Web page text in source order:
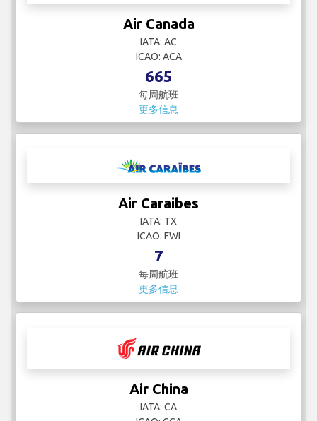
Air Canada
IATA: AC
ICAO: ACA
665
每周航班
更多信息
Air Caraibes
IATA: TX
ICAO: FWI
7
每周航班
更多信息
Air China
IATA: CA